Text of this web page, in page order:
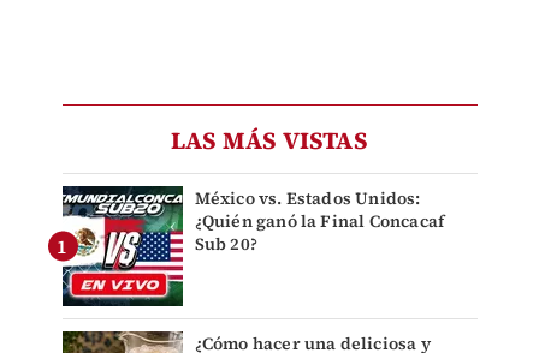
LAS MÁS VISTAS
México vs. Estados Unidos:
¿Quién ganó la Final Concacaf
Sub 20?
¿Cómo hacer una deliciosa y